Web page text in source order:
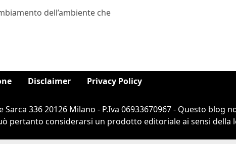
dell’ambiente che
Disclaimer Privacy Policy
336 20126 Milano - P.Iva 06933670967 - Questo blog
pertanto considerarsi un prodotto editoriale ai sensi della